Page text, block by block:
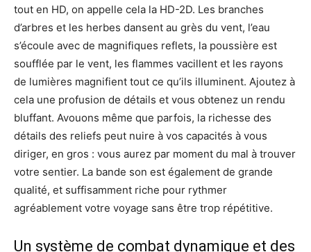
tout en HD, on appelle cela la HD-2D. Les branches
d’arbres et les herbes dansent au grès du vent, l’eau
s’écoule avec de magnifiques reflets, la poussière est
soufflée par le vent, les flammes vacillent et les rayons
de lumières magnifient tout ce qu’ils illuminent. Ajoutez à
cela une profusion de détails et vous obtenez un rendu
bluffant. Avouons même que parfois, la richesse des
détails des reliefs peut nuire à vos capacités à vous
diriger, en gros : vous aurez par moment du mal à trouver
votre sentier. La bande son est également de grande
qualité, et suffisamment riche pour rythmer
agréablement votre voyage sans être trop répétitive.
Un système de combat dynamique et des